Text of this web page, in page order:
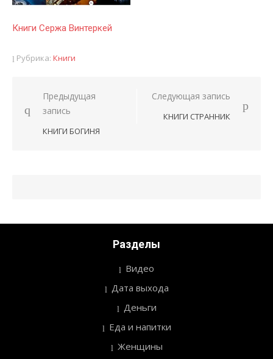
Книги Сержа Винтеркей
Рубрика: Книги
Навигация
Предыдущая
запись
КНИГИ БОГИНЯ
Следующая запись
КНИГИ СТРАННИК
Разделы
Видео
Дата выхода
Деньги
Еда и напитки
Женщины